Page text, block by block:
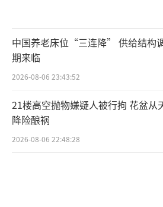
中国养老床位“三连降” 供给结构
期来临
2026-08-06 23:43:52
21楼高空抛物嫌疑人被行拘 花盆从
降险酿祸
2026-08-06 22:48:28